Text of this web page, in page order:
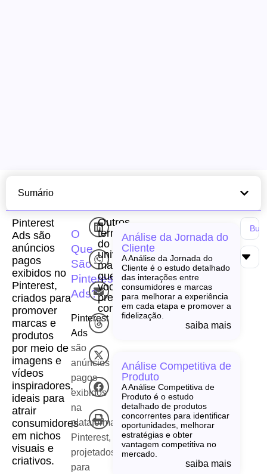
Pinterest
Ads são
anúncios
pagos
exibidos no
Pinterest,
criados para
promover
marcas e
produtos
por meio de
imagens e
vídeos
inspiradores,
ideais para
atrair
consumidores
em nichos
visuais e
criativos.
O
Que
São
Pinterest
Ads?
Pinterest
Ads
são
anúncios
pagos
exibidos
na
plataforma
Pinterest,
projetados
para
Outros
termos
do
universo
martech
que
você
precisa
conhecer!
Análise da Jornada do
Cliente
A Análise da Jornada do
Cliente é o estudo detalhado
das interações entre
consumidores e marcas
para melhorar a experiência
em cada etapa e promover a
fidelização.
saiba mais
Análise Competitiva de
Produto
A Análise Competitiva de
Produto é o estudo
detalhado de produtos
concorrentes para identificar
oportunidades, melhorar
estratégias e obter
vantagem competitiva no
mercado.
saiba mais
Sumário